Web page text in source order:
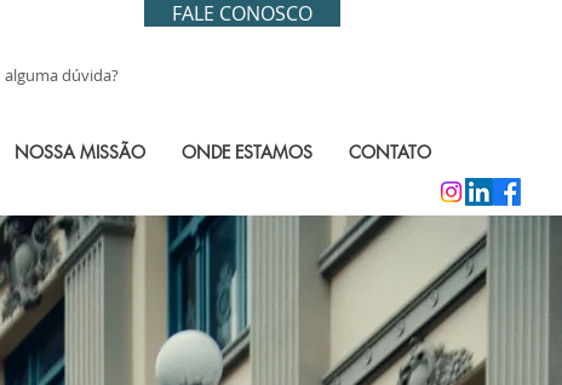
FALE CONOSCO
NOSSA MISSÃO ONDE ESTAMOS CONTATO
alguma dúvida?